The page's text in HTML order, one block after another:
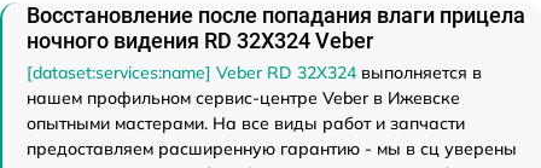
Восстановление после попадания влаги прицела
ночного видения RD 32X324 Veber
[dataset:services:name] Veber RD 32X324 выполняется в
нашем профильном сервис-центре Veber в Ижевске
опытными мастерами. На все виды работ и запчасти
предоставляем расширенную гарантию - мы в сц уверены